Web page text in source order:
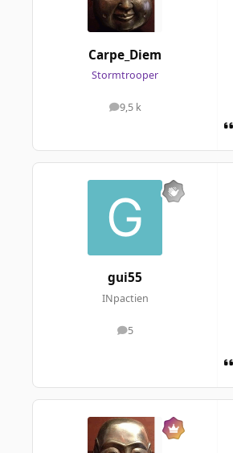
Carpe_Diem
Stormtrooper
9,5 k
messages
gui55
INpactien
5
messages